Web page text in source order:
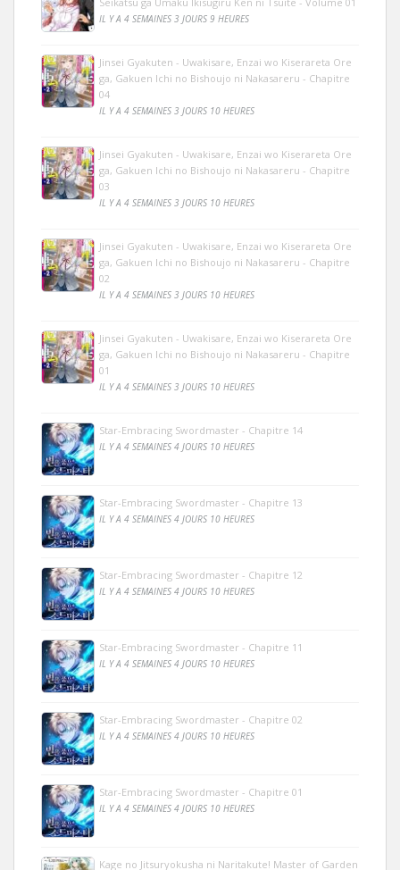
IL Y A 4 SEMAINES 3 JOURS 9 HEURES
Jinsei Gyakuten - Uwakisare, Enzai wo Kiserareta Ore
ga, Gakuen Ichi no Bishoujo ni Nakasareru - Chapitre
04
IL Y A 4 SEMAINES 3 JOURS 10 HEURES
Jinsei Gyakuten - Uwakisare, Enzai wo Kiserareta Ore
ga, Gakuen Ichi no Bishoujo ni Nakasareru - Chapitre
03
IL Y A 4 SEMAINES 3 JOURS 10 HEURES
Jinsei Gyakuten - Uwakisare, Enzai wo Kiserareta Ore
ga, Gakuen Ichi no Bishoujo ni Nakasareru - Chapitre
02
IL Y A 4 SEMAINES 3 JOURS 10 HEURES
Jinsei Gyakuten - Uwakisare, Enzai wo Kiserareta Ore
ga, Gakuen Ichi no Bishoujo ni Nakasareru - Chapitre
01
IL Y A 4 SEMAINES 3 JOURS 10 HEURES
Star-Embracing Swordmaster - Chapitre 14
IL Y A 4 SEMAINES 4 JOURS 10 HEURES
Star-Embracing Swordmaster - Chapitre 13
IL Y A 4 SEMAINES 4 JOURS 10 HEURES
Star-Embracing Swordmaster - Chapitre 12
IL Y A 4 SEMAINES 4 JOURS 10 HEURES
Star-Embracing Swordmaster - Chapitre 11
IL Y A 4 SEMAINES 4 JOURS 10 HEURES
Star-Embracing Swordmaster - Chapitre 02
IL Y A 4 SEMAINES 4 JOURS 10 HEURES
Star-Embracing Swordmaster - Chapitre 01
IL Y A 4 SEMAINES 4 JOURS 10 HEURES
Kage no Jitsuryokusha ni Naritakute! Master of Garden